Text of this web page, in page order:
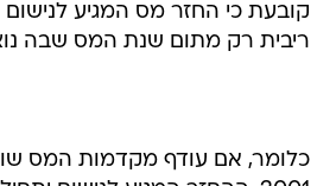
קובעת כי החזר מס המגיע לנישום
ריבית רק מתום שנת המס שבה
כלומר, אם עודף מקדמות המס